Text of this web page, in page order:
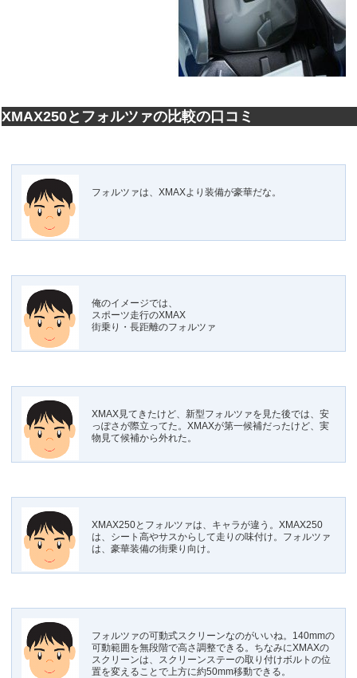
XMAX250とフォルツァの比較の口コミ
フォルツァは、XMAXより装備が豪華だな。
俺のイメージでは、
スポーツ走行のXMAX
街乗り・長距離のフォルツァ
XMAX見てきたけど、新型フォルツァを見た後では、安
っぽさが際立ってた。XMAXが第一候補だったけど、実
物見て候補から外れた。
XMAX250とフォルツァは、キャラが違う。XMAX250
は、シート高やサスからして走りの味付け。フォルツァ
は、豪華装備の街乗り向け。
フォルツァの可動式スクリーンなのがいいね。140mmの
可動範囲を無段階で高さ調整できる。ちなみにXMAXの
スクリーンは、スクリーンステーの取り付けボルトの位
置を変えることで上方に約50mm移動できる。